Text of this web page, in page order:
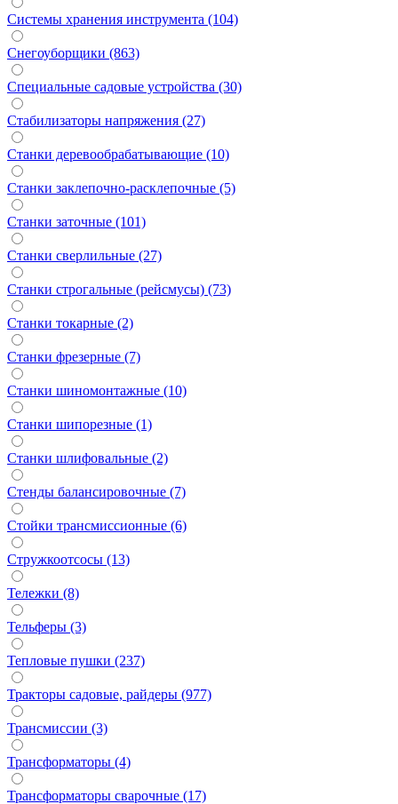
Системы хранения инструмента (104)
Снегоуборщики (863)
Специальные садовые устройства (30)
Стабилизаторы напряжения (27)
Станки деревообрабатывающие (10)
Станки заклепочно-расклепочные (5)
Станки заточные (101)
Станки сверлильные (27)
Станки строгальные (рейсмусы) (73)
Станки токарные (2)
Станки фрезерные (7)
Станки шиномонтажные (10)
Станки шипорезные (1)
Станки шлифовальные (2)
Стенды балансировочные (7)
Стойки трансмиссионные (6)
Стружкоотсосы (13)
Тележки (8)
Тельферы (3)
Тепловые пушки (237)
Тракторы садовые, райдеры (977)
Трансмиссии (3)
Трансформаторы (4)
Трансформаторы сварочные (17)